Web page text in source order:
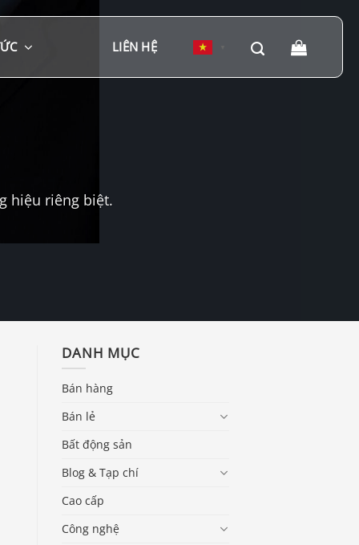
LIÊN HỆ
hiệu riêng biệt.
DANH MỤC
Bán hàng
Bán lẻ
Bất động sản
Blog & Tạp chí
Cao cấp
Công nghệ